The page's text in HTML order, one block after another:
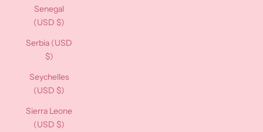
Senegal
(USD $)
Serbia (USD
$)
Seychelles
(USD $)
Sierra Leone
(USD $)